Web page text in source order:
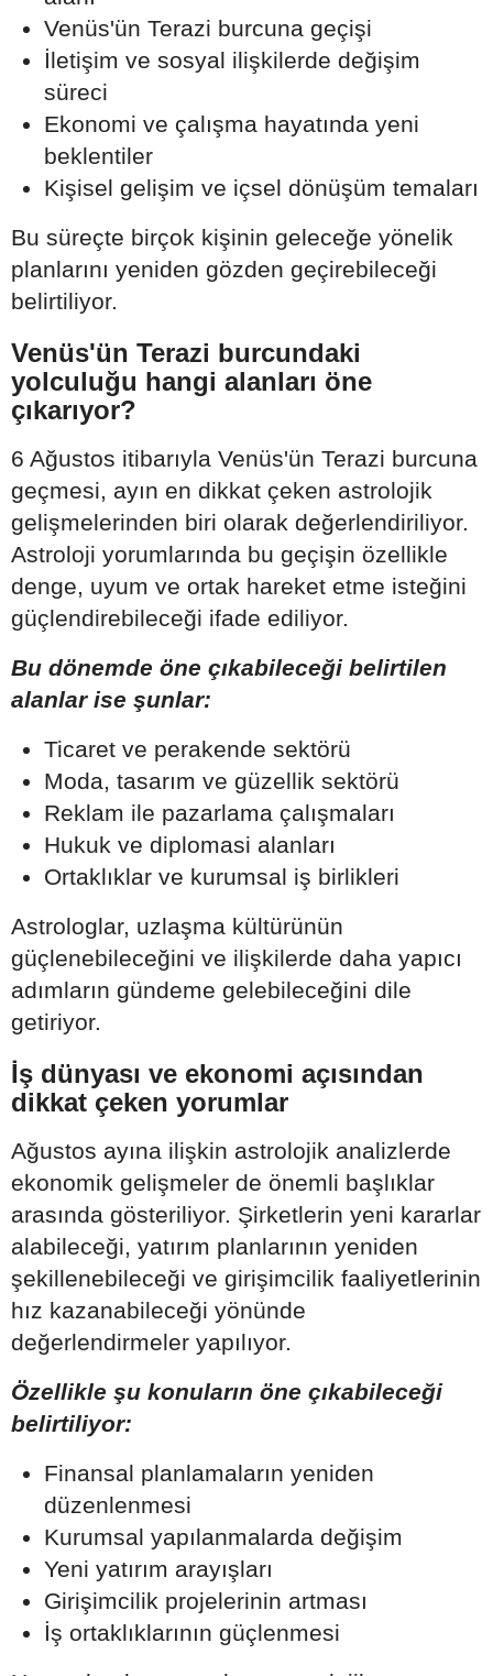
Venüs'ün Terazi burcuna geçişi
İletişim ve sosyal ilişkilerde değişim
süreci
Ekonomi ve çalışma hayatında yeni
beklentiler
Kişisel gelişim ve içsel dönüşüm temaları
Bu süreçte birçok kişinin geleceğe yönelik
planlarını yeniden gözden geçirebileceği
belirtiliyor.
Venüs'ün Terazi burcundaki
yolculuğu hangi alanları öne
çıkarıyor?
6 Ağustos itibarıyla Venüs'ün Terazi burcuna
geçmesi, ayın en dikkat çeken astrolojik
gelişmelerinden biri olarak değerlendiriliyor.
Astroloji yorumlarında bu geçişin özellikle
denge, uyum ve ortak hareket etme isteğini
güçlendirebileceği ifade ediliyor.
Bu dönemde öne çıkabileceği belirtilen
alanlar ise şunlar:
Ticaret ve perakende sektörü
Moda, tasarım ve güzellik sektörü
Reklam ile pazarlama çalışmaları
Hukuk ve diplomasi alanları
Ortaklıklar ve kurumsal iş birlikleri
Astrologlar, uzlaşma kültürünün
güçlenebileceğini ve ilişkilerde daha yapıcı
adımların gündeme gelebileceğini dile
getiriyor.
İş dünyası ve ekonomi açısından
dikkat çeken yorumlar
Ağustos ayına ilişkin astrolojik analizlerde
ekonomik gelişmeler de önemli başlıklar
arasında gösteriliyor. Şirketlerin yeni kararlar
alabileceği, yatırım planlarının yeniden
şekillenebileceği ve girişimcilik faaliyetlerinin
hız kazanabileceği yönünde
değerlendirmeler yapılıyor.
Özellikle şu konuların öne çıkabileceği
belirtiliyor:
Finansal planlamaların yeniden
düzenlenmesi
Kurumsal yapılanmalarda değişim
Yeni yatırım arayışları
Girişimcilik projelerinin artması
İş ortaklıklarının güçlenmesi